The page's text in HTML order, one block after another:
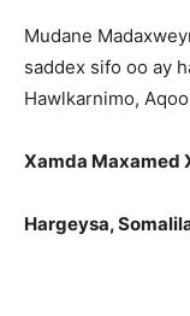
Mudane
saddex sifo oo ay
Hawlkarnimo,
Xamda Maxamed
Hargeysa,